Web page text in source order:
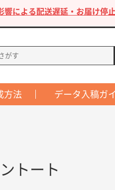
響による配送遅延・お届け停止
方法 データ入稿ガ
トート